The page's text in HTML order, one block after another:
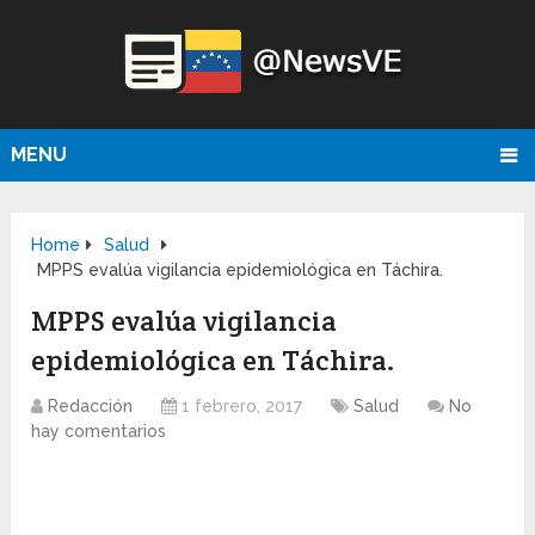
MENU
Home
Salud
MPPS evalúa vigilancia epidemiológica en Táchira.
MPPS evalúa vigilancia
epidemiológica en Táchira.
Redacción 1 febrero, 2017 Salud
No
hay comentarios